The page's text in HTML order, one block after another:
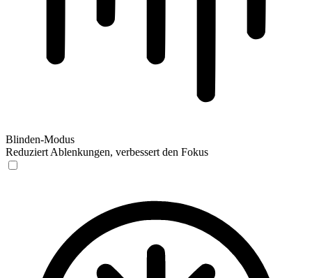
Blinden-Modus
Reduziert Ablenkungen, verbessert den Fokus